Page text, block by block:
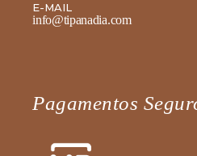
E-MAIL
info@tipanadia.com
Pagamentos